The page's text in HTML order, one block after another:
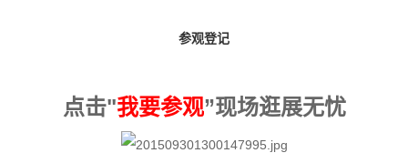
参观登记
点击"我要参观”现场逛展无忧